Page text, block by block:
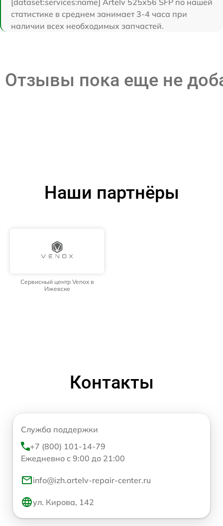
статистике в среднем занимает 3-4 часа при
наличии всех необходимых запчастей.
Отзывы пока еще не
Наши партнёры
Сервисный центр Venox в
Ижевске
Контакты
Служба поддержки
+7 (800) 101-14-79
Ежедневно с 9:00 до 21:00
info@izh.artelv-repair-center.ru
ул. Кирова, 142